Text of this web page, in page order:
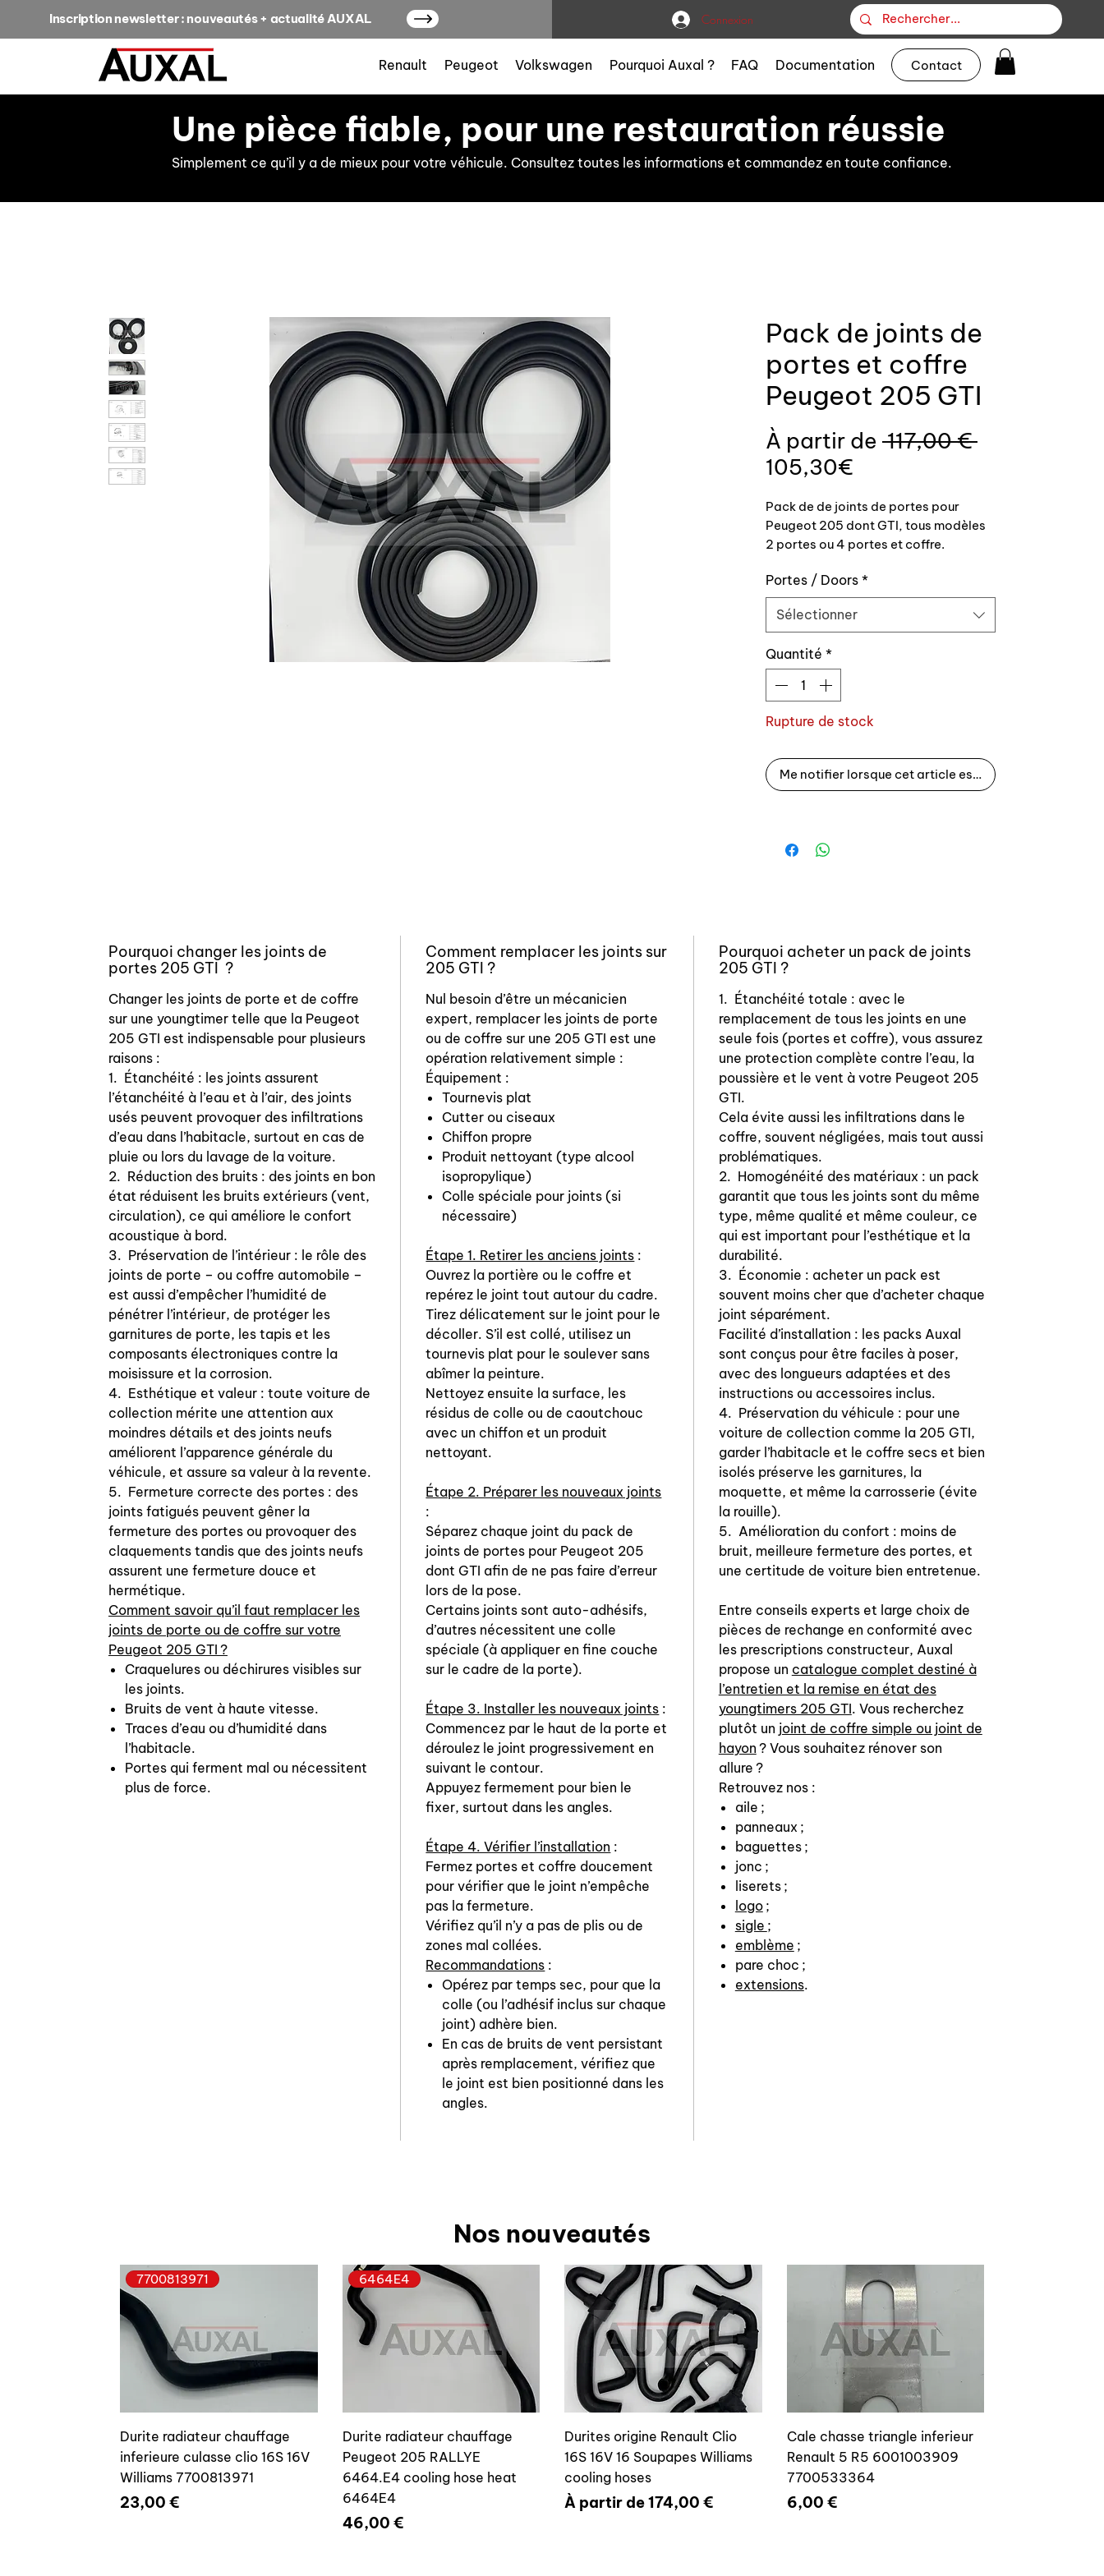
Inscription newsletter : nouveautés + actualité AUXAL Connexion
Renault Peugeot Volkswagen Pourquoi Auxal ? FAQ Documentation Contact
Une pièce fiable, pour une restauration réussie
Simplement ce qu’il y a de mieux pour votre véhicule. Consultez toutes les informations et commandez en toute confiance.
Pack de joints de
portes et coffre
Peugeot 205 GTI
À partir de 117,00 € Prix
105,30€
Pack de de joints de portes pour
Peugeot 205 dont GTI, tous modèles
2 portes ou 4 portes et coffre.
Profil 100% conforme origine,
fabrication Auxal, 2 longueurs pour
les 2 portes (pour une voiture 4
cette option).
Nous ne disposons pour le moment
d'une seule couleur noir FXX qui peut
se monter sur toutes les versions de
Références d'origine :
9023 86
9023 38
9023 85
9022 97
9023 E2
9023 E3
OEM door seal + trunk seal set for for
Peugeot 205 include GTI, color black
FXX for 2 or 4 doors car (need to
ordered 2 sets for 4 doors car)
Lenght for a door, we also propose a
complete 2 doors set, one door seal
only or trunk seal:
OEM references:
Trunk : 8707.40 870740
Doors :
9023 37
9023 43
9023 96
9023 86
9023 39
9023 38
9023 85
9022 97
9023 E2
9023 E3
Portes / Doors *
Sélectionner
Quantité *
Rupture de stock
Me notifier lorsque cet article est disponible
Pourquoi changer les joints de
portes 205 GTI ?
Changer les joints de porte et de coffre
sur une youngtimer telle que la Peugeot
205 GTI est indispensable pour plusieurs
raisons :
1. Étanchéité : les joints assurent
l’étanchéité à l’eau et à l’air, des joints
usés peuvent provoquer des infiltrations
d’eau dans l’habitacle, surtout en cas de
pluie ou lors du lavage de la voiture.
2. Réduction des bruits : des joints en bon
état réduisent les bruits extérieurs (vent,
circulation), ce qui améliore le confort
acoustique à bord.
3. Préservation de l’intérieur : le rôle des
joints de porte – ou coffre automobile –
est aussi d’empêcher l’humidité de
pénétrer l’intérieur, de protéger les
garnitures de porte, les tapis et les
composants électroniques contre la
moisissure et la corrosion.
4. Esthétique et valeur : toute voiture de
collection mérite une attention aux
moindres détails et des joints neufs
améliorent l’apparence générale du
véhicule, et assure sa valeur à la revente.
5. Fermeture correcte des portes : des
joints fatigués peuvent gêner la
fermeture des portes ou provoquer des
claquements tandis que des joints neufs
assurent une fermeture douce et
hermétique.
Comment savoir qu’il faut remplacer les
joints de porte ou de coffre sur votre
Peugeot 205 GTI ?
Craquelures ou déchirures visibles sur
les joints.
Bruits de vent à haute vitesse.
Traces d’eau ou d’humidité dans
l’habitacle.
Portes qui ferment mal ou nécessitent
plus de force.
Comment remplacer les joints sur
205 GTI ?
Nul besoin d’être un mécanicien
expert, remplacer les joints de porte
ou de coffre sur une 205 GTI est une
opération relativement simple :
Équipement :
Tournevis plat
Cutter ou ciseaux
Chiffon propre
Produit nettoyant (type alcool
isopropylique)
Colle spéciale pour joints (si
nécessaire)
Étape 1. Retirer les anciens joints :
Ouvrez la portière ou le coffre et
repérez le joint tout autour du cadre.
Tirez délicatement sur le joint pour le
décoller. S’il est collé, utilisez un
tournevis plat pour le soulever sans
abîmer la peinture.
Nettoyez ensuite la surface, les
résidus de colle ou de caoutchouc
avec un chiffon et un produit
nettoyant.
Étape 2. Préparer les nouveaux joints
:
Séparez chaque joint du pack de
joints de portes pour Peugeot 205
dont GTI afin de ne pas faire d’erreur
lors de la pose.
Certains joints sont auto-adhésifs,
d’autres nécessitent une colle
spéciale (à appliquer en fine couche
sur le cadre de la porte).
Étape 3. Installer les nouveaux joints :
Commencez par le haut de la porte et
déroulez le joint progressivement en
suivant le contour.
Appuyez fermement pour bien le
fixer, surtout dans les angles.
Étape 4. Vérifier l’installation :
Fermez portes et coffre doucement
pour vérifier que le joint n’empêche
pas la fermeture.
Vérifiez qu’il n’y a pas de plis ou de
zones mal collées.
Recommandations :
Opérez par temps sec, pour que la
colle (ou l’adhésif inclus sur chaque
joint) adhère bien.
En cas de bruits de vent persistant
après remplacement, vérifiez que
le joint est bien positionné dans les
angles.
Pourquoi acheter un pack de joints
205 GTI ?
1. Étanchéité totale : avec le
remplacement de tous les joints en une
seule fois (portes et coffre), vous assurez
une protection complète contre l’eau, la
poussière et le vent à votre Peugeot 205
GTI.
Cela évite aussi les infiltrations dans le
coffre, souvent négligées, mais tout aussi
problématiques.
2. Homogénéité des matériaux : un pack
garantit que tous les joints sont du même
type, même qualité et même couleur, ce
qui est important pour l’esthétique et la
durabilité.
3. Économie : acheter un pack est
souvent moins cher que d’acheter chaque
joint séparément.
Facilité d’installation : les packs Auxal
sont conçus pour être faciles à poser,
avec des longueurs adaptées et des
instructions ou accessoires inclus.
4. Préservation du véhicule : pour une
voiture de collection comme la 205 GTI,
garder l’habitacle et le coffre secs et bien
isolés préserve les garnitures, la
moquette, et même la carrosserie (évite
la rouille).
5. Amélioration du confort : moins de
bruit, meilleure fermeture des portes, et
une certitude de voiture bien entretenue.
Entre conseils experts et large choix de
pièces de rechange en conformité avec
les prescriptions constructeur, Auxal
propose un catalogue complet destiné à
l’entretien et la remise en état des
youngtimers 205 GTI. Vous recherchez
plutôt un joint de coffre simple ou joint de
hayon ? Vous souhaitez rénover son
allure ?
Retrouvez nos :
aile ;
panneaux ;
baguettes ;
jonc ;
liserets ;
logo;
sigle ;
emblème ;
pare choc ;
extensions.
Nos nouveautés
7700813971
Durite radiateur chauffage
inferieure culasse clio 16S 16V
Williams 7700813971
Prix
23,00 €
6464E4
Durite radiateur chauffage
Peugeot 205 RALLYE
6464.E4 cooling hose heat
6464E4
Prix
46,00 €
Durites origine Renault Clio
16S 16V 16 Soupapes Williams
cooling hoses
À partir de174,00 €
Prix promotionnel
Cale chasse triangle inferieur
Renault 5 R5 6001003909
7700533364
Prix
6,00 €